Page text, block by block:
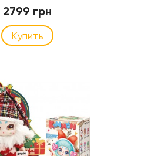
2799 грн
Купить